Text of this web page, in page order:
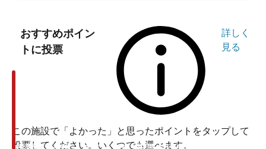
おすすめポイン
トに投票
詳しく
見る
この施設で「よかった」と思ったポイントをタップして
投票してください。いくつでも選べます。